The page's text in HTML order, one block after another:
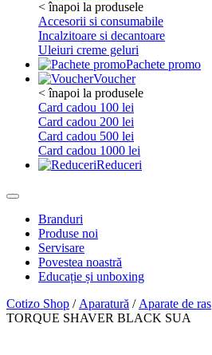
< înapoi la produsele
Accesorii si consumabile
Incalzitoare si decantoare
Uleiuri creme geluri
Pachete promo
Voucher
< înapoi la produsele
Card cadou 100 lei
Card cadou 200 lei
Card cadou 500 lei
Card cadou 1000 lei
Reduceri
Branduri
Produse noi
Servisare
Povestea noastră
Educație și unboxing
Cotizo Shop / Aparatură / Aparate de ras
TORQUE SHAVER BLACK SUA